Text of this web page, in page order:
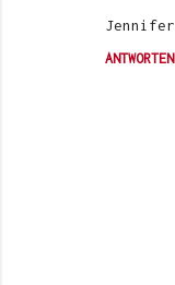
Jennifer
ANTWORTEN